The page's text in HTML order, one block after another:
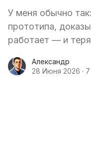
У меня обычно
прототипа,
работает — и
строил не как
Александр
28 Июня 2026 ·